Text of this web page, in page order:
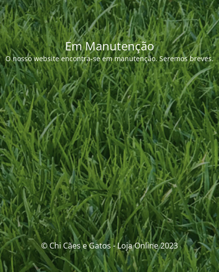
Em Manutenção
O nosso website encontra-se em manutenção. Seremos breves.
© Chi Cães e Gatos - Loja Online 2023